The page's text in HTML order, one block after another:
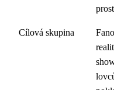
Cílová skupina